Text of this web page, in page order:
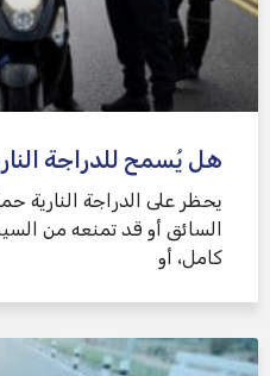
هل يُسمح للدراجة
يحظر على الدراجة النارية
السائق أو قد تمنعه من
كامل، أو